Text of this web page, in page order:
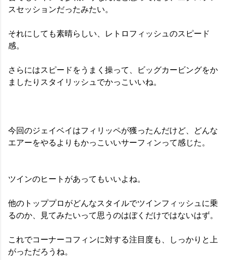
スセッションだったみたい。
それにしても素晴らしい、レトロフィッシュのスピード
感。
さらにはスピードをうまく操って、ビッグカービングをか
ましたりスタイリッシュでかっこいいね。
今回のジェイベイはフィリッペが獲ったんだけど、どんな
エアーをやるよりもかっこいいサーフィンって感じた。
ツインのヒートがあってもいいよね。
他のトッププロがどんなスタイルでツインフィッシュに乗
るのか、見てみたいって思うのはぼくだけではないはず。
これでコーナーコフィンに対する注目度も、しっかりと上
がっただろうね。